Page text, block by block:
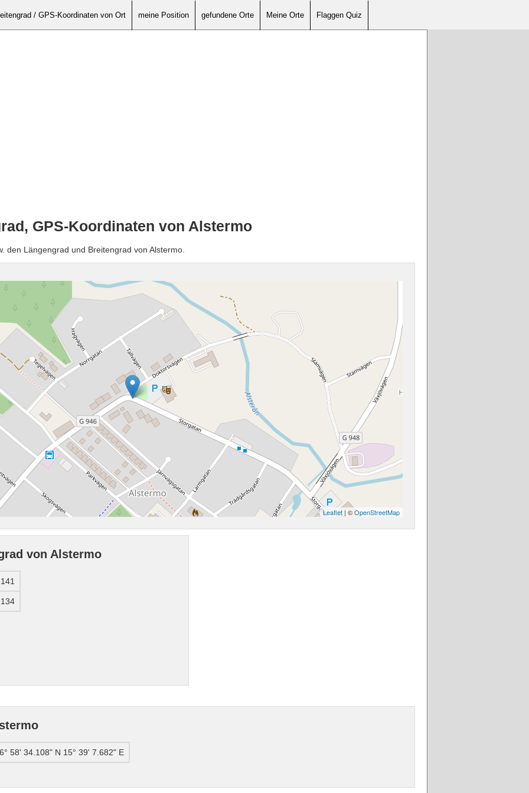
/ GPS-Koordinaten von Ort meine Position gefundene Orte Meine Orte Flaggen Quiz
GPS-Koordinaten von Alstermo
den Längengrad und Breitengrad von Alstermo.
Leaflet | ©OpenStreetMap
von Alstermo
58' 34.108" N 15° 39' 7.682" E